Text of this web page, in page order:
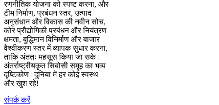
रणनीतिक योजना को स्पष्ट करना, और
टीम निर्माण, प्रबंधन स्तर, उत्पाद
अनुसंधान और विकास की नवीन सोच,
कोर प्रौद्योगिकी प्रबंधन और नियंत्रण
क्षमता, बुद्धिमान विनिर्माण और बाजार
वैश्वीकरण स्तर में व्यापक सुधार करना,
ताकि अंततः महसूस किया जा सके।
अंतर्राष्ट्रीयकृत सिबोसी समूह का भव्य
दृष्टिकोण।दुनिया में हर कोई स्वस्थ
और खुश रहे!
संपर्क करें